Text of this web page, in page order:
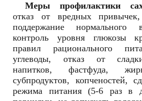
Меры профилактики
отказ от вредных
поддержание нормального
контроль уровня глюкозы
правил рационального
углеводы, отказ от
напитков, фастфуда,
субпродуктов, копченостей,
режима питания (5-6 раз в